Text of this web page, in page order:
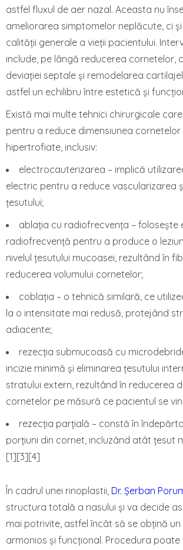
astfel fluxul de aer nazal. Aceasta nu
ameliorarea simptomelor neplăcute, ci
calității generale a vieții pacientului.
include, pe lângă reducerea cornetelor,
deviației septale și remodelarea
astfel un echilibru între estetică și
Există mai multe tehnici chirurgicale
pentru a reduce dimensiunea cornetelor
hipertrofiate, inclusiv:
electrocauterizarea – implică
electric pentru a reduce vascularizarea
țesutului;
ablația cu radiofrecvența – folosește
radiofrecvență pentru a produce o
nivelul țesutului mucoasei, rezultând în
reducerea volumului cornetelor;
coblația – o tehnică similară, ce
la o intensitate mai redusă, protejând
adiacente;
rezecția submucoasă cu
incizie minimă și eliminarea țesutului
stratului extern, rezultând în reducerea
cornetelor pe măsură ce pacientul se
rezecția parțială – constă în
porțiuni din cornet, incluzând atât țesut
[1][3][4]
În cadrul unei rinoplastii, Dr. Șerban
structura totală a nasului și va decide
mai potrivite, astfel încât să se obțină
armonios și funcțional. Procedura